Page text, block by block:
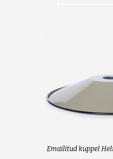
Emailitud kuppel